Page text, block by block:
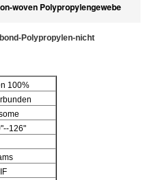
woven Polypropylengewebe
Polypropylen-nicht
100%
126"